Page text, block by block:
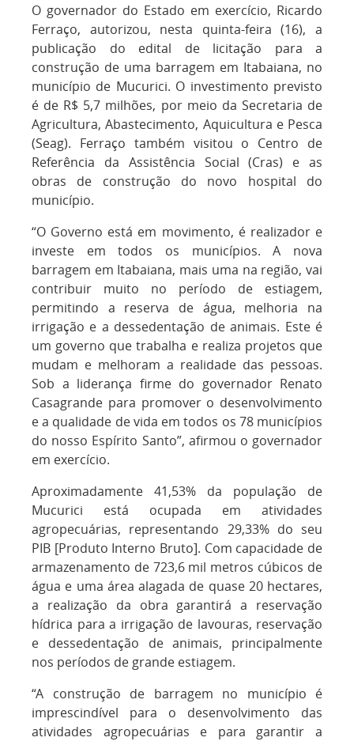
O governador do Estado em exercício, Ricardo
Ferraço, autorizou, nesta quinta-feira (16), a
publicação do edital de licitação para a
construção de uma barragem em Itabaiana, no
município de Mucurici. O investimento previsto
é de R$ 5,7 milhões, por meio da Secretaria de
Agricultura, Abastecimento, Aquicultura e Pesca
(Seag). Ferraço também visitou o Centro de
Referência da Assistência Social (Cras) e as
obras de construção do novo hospital do
município.
“O Governo está em movimento, é realizador e
investe em todos os municípios. A nova
barragem em Itabaiana, mais uma na região, vai
contribuir muito no período de estiagem,
permitindo a reserva de água, melhoria na
irrigação e a dessedentação de animais. Este é
um governo que trabalha e realiza projetos que
mudam e melhoram a realidade das pessoas.
Sob a liderança firme do governador Renato
Casagrande para promover o desenvolvimento
e a qualidade de vida em todos os 78 municípios
do nosso Espírito Santo”, afirmou o governador
em exercício.
Aproximadamente 41,53% da população de
Mucurici está ocupada em atividades
agropecuárias, representando 29,33% do seu
PIB [Produto Interno Bruto]. Com capacidade de
armazenamento de 723,6 mil metros cúbicos de
água e uma área alagada de quase 20 hectares,
a realização da obra garantirá a reservação
hídrica para a irrigação de lavouras, reservação
e dessedentação de animais, principalmente
nos períodos de grande estiagem.
“A construção de barragem no município é
imprescindível para o desenvolvimento das
atividades agropecuárias e para garantir a